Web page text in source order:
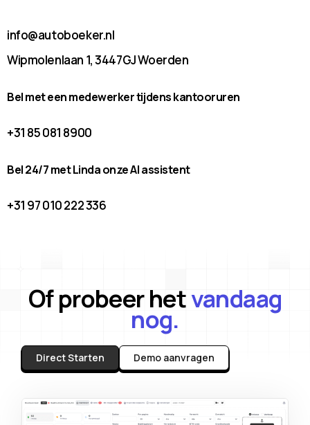
info@autoboeker.nl
Wipmolenlaan 1, 3447GJ Woerden
Bel met een medewerker tijdens kantooruren
+31 85 081 8900
Bel 24/7 met Linda onze AI assistent
+31 97 010 222 336
Of probeer hetvandaag
nog.
Direct Starten Demo aanvragen